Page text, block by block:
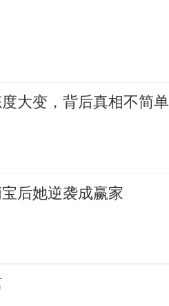
大变，背后真相不简单
后她逆袭成赢家